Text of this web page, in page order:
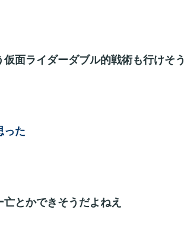
面ライダーダブル的戦術も行けそう
った
とかできそうだよねえ